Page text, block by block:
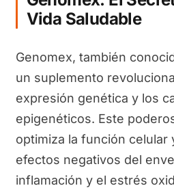
Vida Saludable
Genomex, también
un suplemento
expresión genética y los
epigenéticos. Este
optimiza la función celular
efectos negativos del
inflamación y el estrés